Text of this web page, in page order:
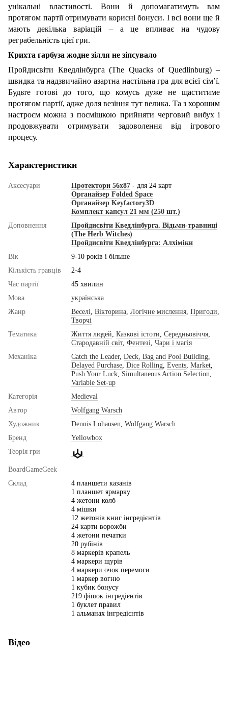
унікальні властивості. Вони й допомагатимуть вам
протягом партії отримувати корисні бонуси. І всі вони ще й
мають декілька варіацій – а це впливає на чудову
реграбельність цієї гри.
Крихта гарбуза жодне зілля не зіпсувало
Пройдисвіти Кведлінбурга (The Quacks of Quedlinburg) –
швидка та надзвичайно азартна настільна гра для всієї сім’ї.
Будьте готові до того, що комусь дуже не щаститиме
протягом партії, адже доля везіння тут велика. Та з хорошим
настроєм можна з посмішкою прийняти черговий вибух і
продовжувати отримувати задоволення від ігрового
процесу.
Характеристики
Аксесуари Протектори 56x87 - для 24 карт
Органайзер Folded Space
Органайзер Keyfactory3D
Комплект капсул 21 мм (250 шт.)
Доповнення
Пройдисвіти Кведлінбурга. Відьми-травниці
(The Herb Witches)
Пройдисвіти Кведлінбурга: Алхіміки
Вік
9-10 років і більше
Кількість гравців
2-4
Час партії
45 хвилин
Мова
українська
Жанр
Веселі Вікторина Логічне мислення Пригоди
Творчі
Тематика
Життя людей Казкові істоти Середньовіччя
Стародавній світ, Фентезі Чари і магія
Механіка
Catch the Leader, Deck, Bag and Pool Building
Delayed Purchase Dice Rolling Events Market
Push Your Luck Simultaneous Action Selection
Variable Set-up
Категорія
Medieval
Автор
Wolfgang Warsch
Художник
Dennis Lohausen Wolfgang Warsch
Бренд
Yellowbox
Теорія гри
BoardGameGeek
Склад
4 планшети казанів
1 планшет ярмарку
4 жетони колб
4 мішки
12 жетонів книг інгредієнтів
24 карти ворожби
4 жетони печатки
20 рубінів
8 маркерів крапель
4 маркери щурів
4 маркери очок перемоги
1 маркер вогню
1 кубик бонусу
219 фішок інгредієнтів
1 буклет правил
1 альманах інгредієнтів
Відео